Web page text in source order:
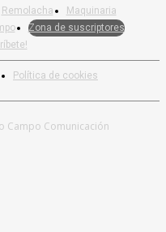
Política de cookies
Remolacha
Maquinaria
Zona de suscriptores
Campo Comunicación